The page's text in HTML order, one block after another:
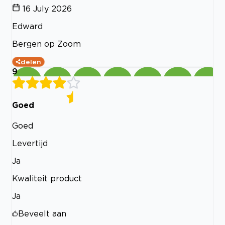
16 July 2026
Edward
Bergen op Zoom
delen
9
Goed
Goed
Levertijd
Ja
Kwaliteit product
Ja
Beveelt aan